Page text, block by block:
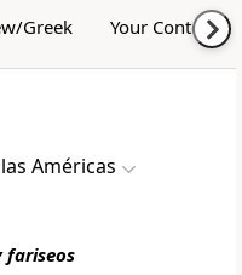
Greek Your Content
Américas
fariseos